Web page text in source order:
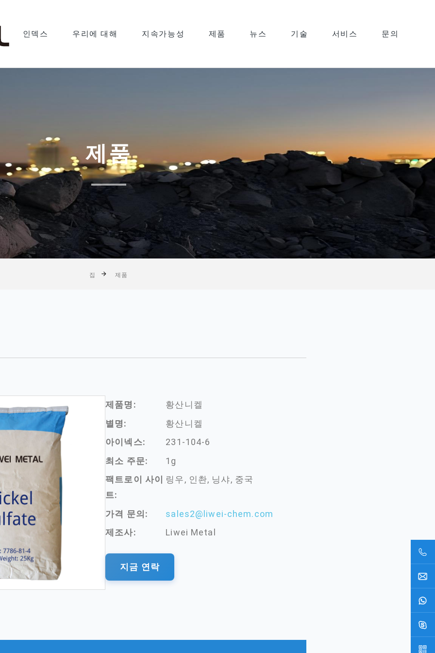
인덱스 우리에 대해 지속가능성 제품 뉴스 기술 서비스 문의
제품
집 제품
제품명:
황산니켈
별명:
황산니켈
아이넥스:
231-104-6
최소 주문:
1g
팩트로이 사이
트:
링우, 인촨, 닝샤, 중국
가격 문의:
sales2@liwei-chem.com
제조사:
Liwei Metal
지금 연락